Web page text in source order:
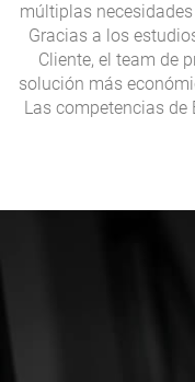
múltiplas
Gracias a los
Cliente, el team de
solución más
Las competencias de